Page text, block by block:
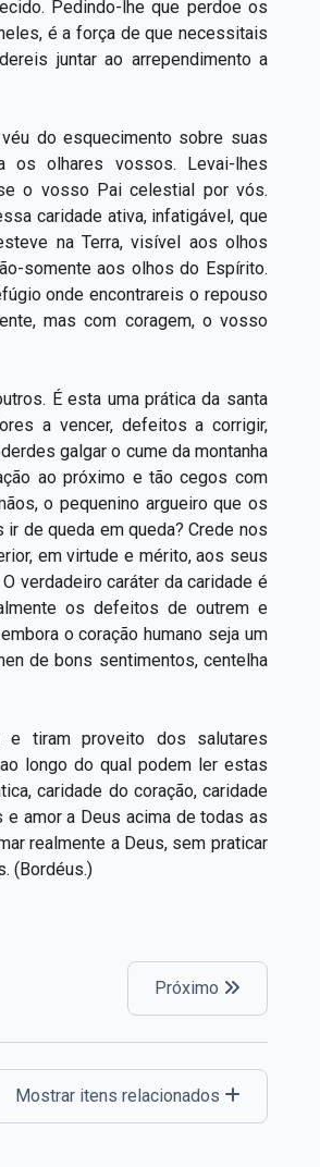
Pedindo-lhe que perdoe os
é a força de que necessitais
juntar ao arrependimento a
do esquecimento sobre suas
os olhares vossos. Levai-lhes
o vosso Pai celestial por vós.
caridade ativa, infatigável, que
na Terra, visível aos olhos
somente aos olhos do Espírito.
onde encontrareis o repouso
mas com coragem, o vosso
É esta uma prática da santa
a vencer, defeitos a corrigir,
galgar o cume da montanha
ao próximo e tão cegos com
o pequenino argueiro que os
de queda em queda? Crede nos
em virtude e mérito, aos seus
verdadeiro caráter da caridade é
os defeitos de outrem e
o coração humano seja um
de bons sentimentos, centelha
e tiram proveito dos salutares
longo do qual podem ler estas
caridade do coração, caridade
e amor a Deus acima de todas as
realmente a Deus, sem praticar
(Bordéus.)
Próximo
Mostrar itens relacionados